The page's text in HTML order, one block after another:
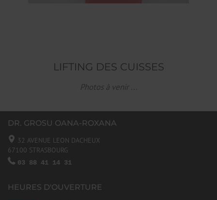
LIFTING DES CUISSES
Photos à venir ...
DR. GROSU OANA-ROXANA
32 AVENUE LEON DACHEUX
67100 STRASBOURG
03 88 41 14 31
HEURES D'OUVERTURE